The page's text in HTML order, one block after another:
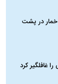
خمار در پشت
را غافلگیر کرد